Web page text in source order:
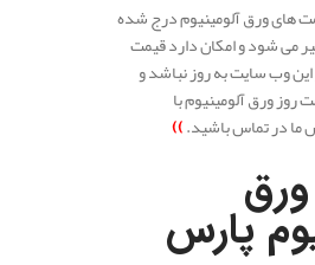
های ورق آلومینیوم درج شده
می شود و امکان دارد قیمت
وب سایت به روز نباشد و
ورق آلومینیوم با
در تماس باشید.))
پارس